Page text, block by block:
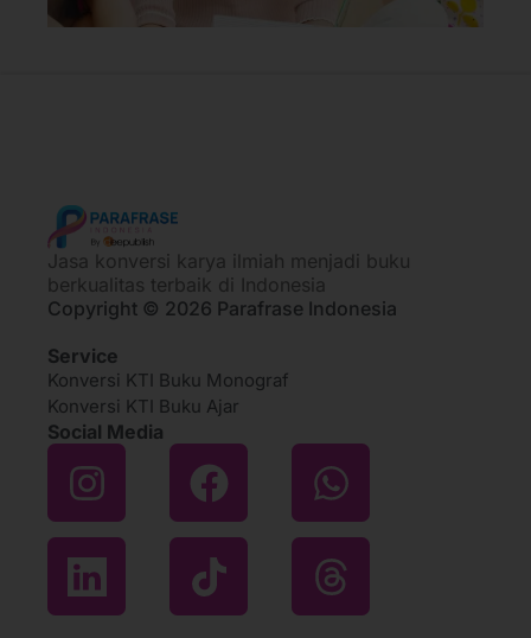
Jasa konversi karya ilmiah menjadi buku
berkualitas terbaik di Indonesia
Copyright © 2026 Parafrase Indonesia
Service
Konversi KTI Buku Monograf
Konversi KTI Buku Ajar
Social Media